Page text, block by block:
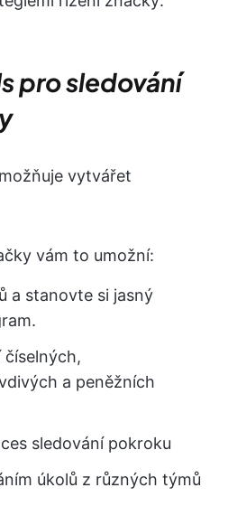
pro sledování
vytvářet
vám to umožní:
a stanovte si jasný
a peněžních
sledování pokroku
úkolů z různých týmů